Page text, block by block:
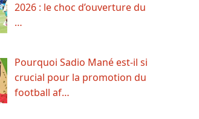
2026 : le choc d’ouverture du
…
Pourquoi Sadio Mané est-il si
crucial pour la promotion du
football af…